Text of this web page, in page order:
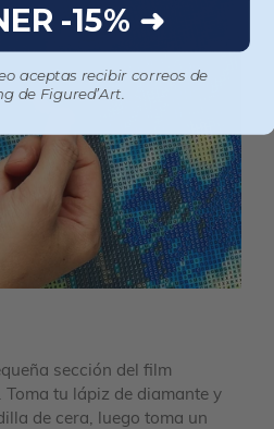
sección del film
tu lápiz de diamante y
de cera, luego toma un
-15% ➜
aceptas recibir correos de
de Figured’Art.